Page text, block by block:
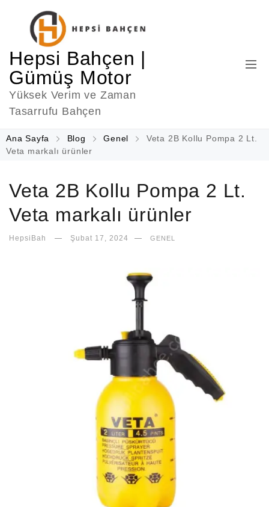
Hepsi Bahçen |
Gümüş Motor
Yüksek Verim ve Zaman
Tasarrufu Bahçen
Ana Sayfa Blog Genel
Veta 2B Kollu Pompa 2 Lt.
Veta markalı ürünler
Veta 2B Kollu Pompa 2 Lt.
Veta markalı ürünler
HepsiBah Şubat 17, 2024 GENEL